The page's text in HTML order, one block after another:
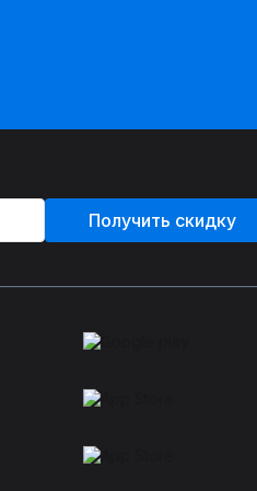
Получить скидку